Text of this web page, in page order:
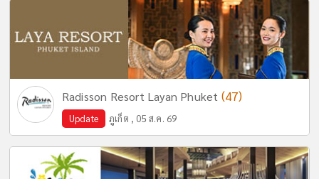
Radisson Resort Layan Phuket (47)
Update ภูเก็ต , 05 ส.ค. 69